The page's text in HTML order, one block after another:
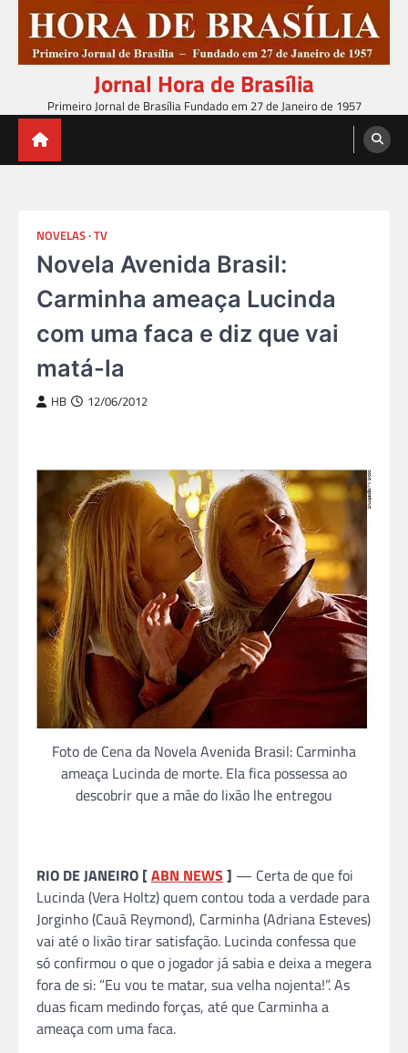
content
Jornal Hora de Brasília
Primeiro Jornal de Brasília Fundado em 27 de Janeiro de 1957
NOVELAS TV
Novela Avenida Brasil:
Carminha ameaça Lucinda
com uma faca e diz que vai
matá-la
HB 12/06/2012
Foto de Cena da Novela Avenida Brasil: Carminha
ameaça Lucinda de morte. Ela fica possessa ao
descobrir que a mãe do lixão lhe entregou
RIO DE JANEIRO [ABN NEWS ] — Certa de que foi
Lucinda (Vera Holtz) quem contou toda a verdade para
Jorginho (Cauã Reymond), Carminha (Adriana Esteves)
vai até o lixão tirar satisfação. Lucinda confessa que
só confirmou o que o jogador já sabia e deixa a megera
fora de si: “Eu vou te matar, sua velha nojenta!”. As
duas ficam medindo forças, até que Carminha a
ameaça com uma faca.